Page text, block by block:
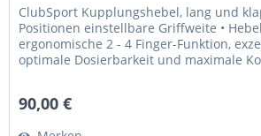
ClubSport Kupplungshebel, lang und
Positionen einstellbare Griffweite •
ergonomische 2 - 4 Finger-Funktion,
optimale Dosierbarkeit und maximale
90,00 €